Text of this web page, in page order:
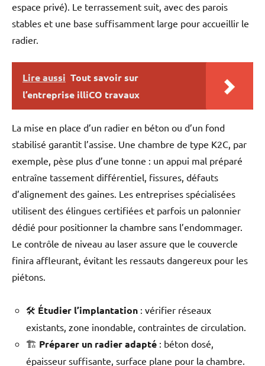
espace privé). Le terrassement suit, avec des parois
stables et une base suffisamment large pour accueillir le
radier.
Lire aussi Tout savoir sur
l’entreprise illiCO travaux
La mise en place d’un radier en béton ou d’un fond
stabilisé garantit l’assise. Une chambre de type K2C, par
exemple, pèse plus d’une tonne : un appui mal préparé
entraîne tassement différentiel, fissures, défauts
d’alignement des gaines. Les entreprises spécialisées
utilisent des élingues certifiées et parfois un palonnier
dédié pour positionner la chambre sans l’endommager.
Le contrôle de niveau au laser assure que le couvercle
finira affleurant, évitant les ressauts dangereux pour les
piétons.
🛠️ Étudier l’implantation : vérifier réseaux
existants, zone inondable, contraintes de circulation.
🏗️ Préparer un radier adapté : béton dosé,
épaisseur suffisante, surface plane pour la chambre.